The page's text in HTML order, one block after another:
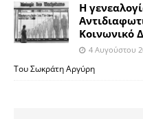
Η
Κοινωνικό
4 Αυγούστου
Του Σωκράτη Αργύρη